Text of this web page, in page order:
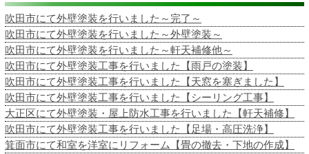
吹田市にて外壁塗装を行いました～完了～
吹田市にて外壁塗装を行いました～外壁塗装～
吹田市にて外壁塗装を行いました～軒天補修他～
吹田市にて外壁塗装工事を行いました【雨戸の塗装】
吹田市にて外壁塗装工事を行いました【天窓を塞ぎました】
吹田市にて外壁塗装工事を行いました【シーリング工事】
大正区にて外壁塗装・屋上防水工事を行いました【軒天補修】
吹田市にて外壁塗装工事を行いました【足場・高圧洗浄】
箕面市にて和室を洋室にリフォーム【畳の撤去・下地の作成】